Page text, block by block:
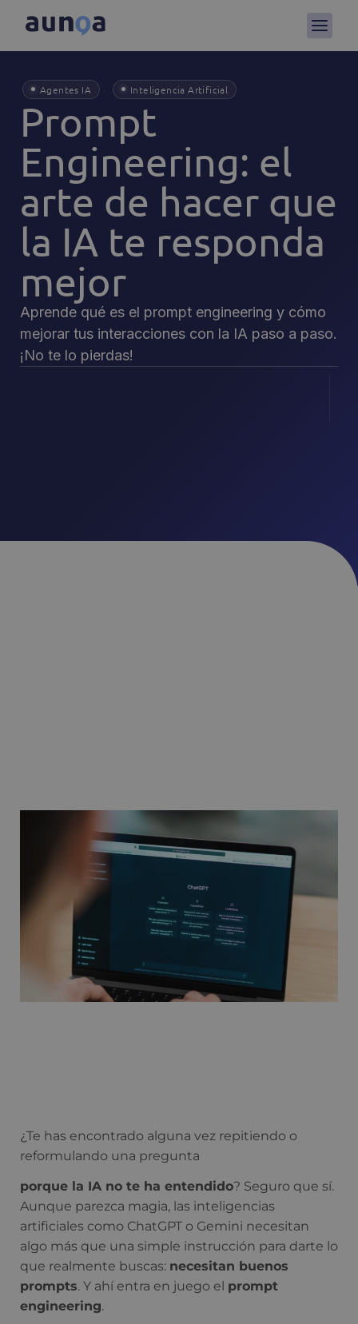
Agentes IA Inteligencia Artificial
Prompt
Engineering: el
arte de hacer que
la IA te responda
mejor
Aprende qué es el prompt engineering y cómo
mejorar tus interacciones con la IA paso a paso.
¡No te lo pierdas!
¿Te has encontrado alguna vez repitiendo o
reformulando una pregunta
porque la IA no te ha entendido? Seguro que sí.
Aunque parezca magia, las inteligencias
artificiales como ChatGPT o Gemini necesitan
algo más que una simple instrucción para darte lo
que realmente buscas: necesitan buenos
prompts. Y ahí entra en juego el prompt
engineering.